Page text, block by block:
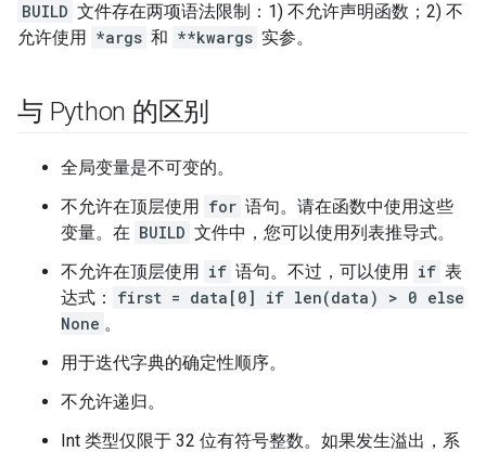
BUILD 文件存在两项语法限制：1) 不允许声明函数；2) 不
允许使用 *args 和 **kwargs 实参。
与 Python 的区别
全局变量是不可变的。
不允许在顶层使用 for 语句。请在函数中使用这些
变量。在 BUILD 文件中，您可以使用列表推导式。
不允许在顶层使用 if 语句。不过，可以使用 if 表
达式：
first = data[0] if len(data) > 0 else
None 。
用于迭代字典的确定性顺序。
不允许递归。
Int 类型仅限于 32 位有符号整数。如果发生溢出，系